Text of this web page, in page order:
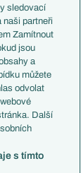
sledovací
naši partneři
Zamítnout
jsou
a
můžete
odvolat
Další
s tímto